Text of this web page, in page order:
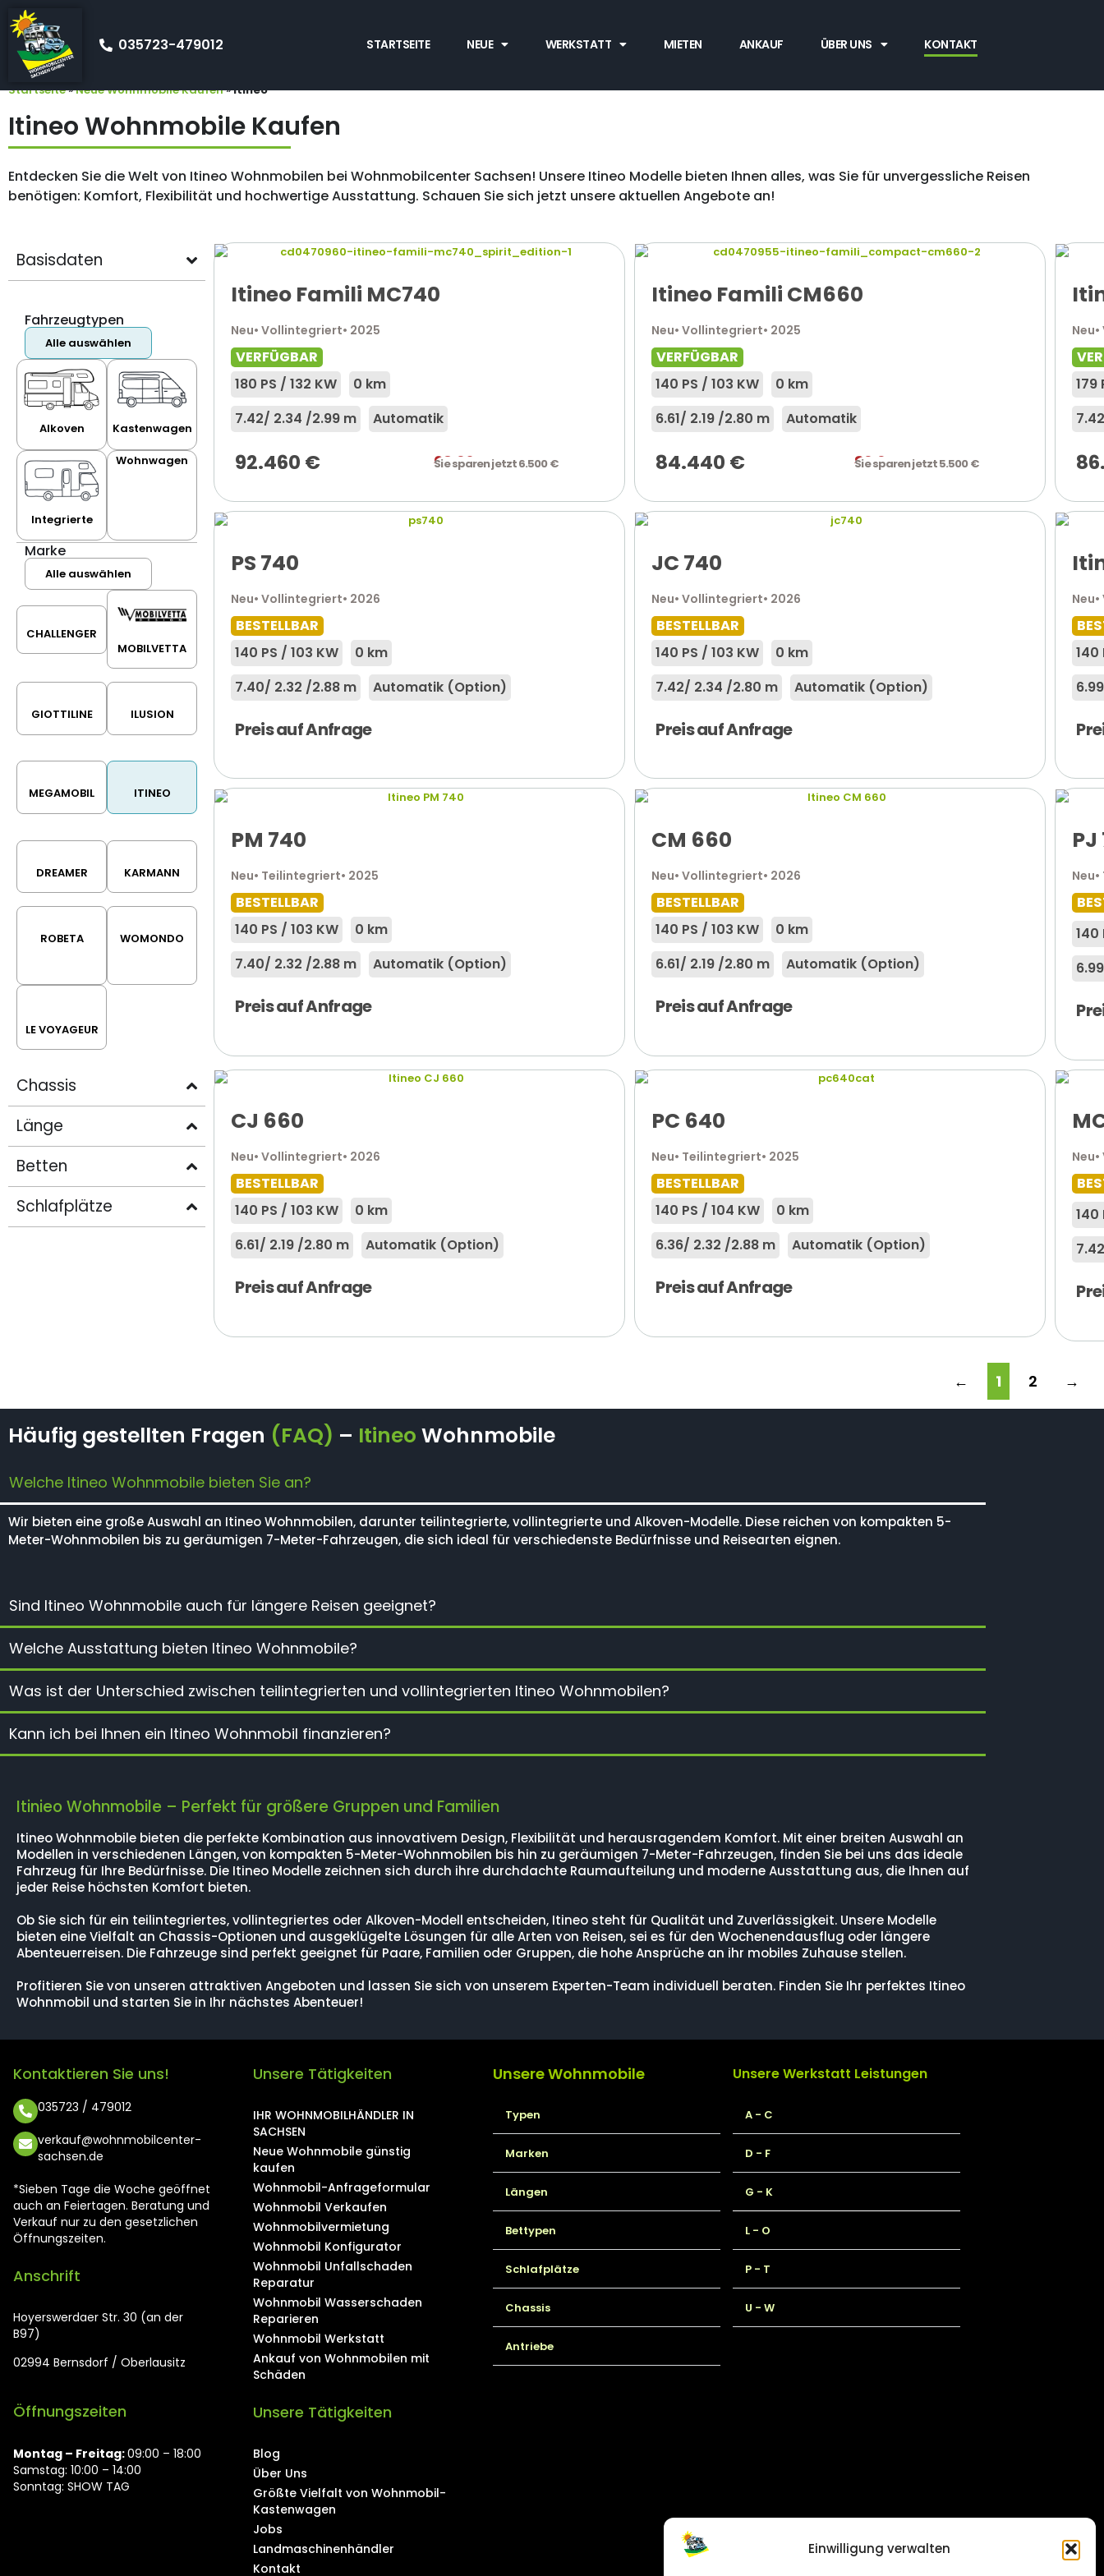
Einwilligung verwalten
035723-479012 STARTSEITE NEUE WERKSTATT MIETEN ANKAUF ÜBER UNS KONTAKT
Startseite»Neue Wohnmobile Kaufen»Itineo
Itineo Wohnmobile Kaufen
Entdecken Sie die Welt von Itineo Wohnmobilen bei Wohnmobilcenter Sachsen! Unsere Itineo Modelle bieten Ihnen alles, was Sie für unvergessliche Reisen
benötigen: Komfort, Flexibilität und hochwertige Ausstattung. Schauen Sie sich jetzt unsere aktuellen Angebote an!
Basisdaten
Fahrzeugtypen
Alle auswählen
Alkoven Kastenwagen
Integrierte
Wohnwagen
Marke
Alle auswählen
CHALLENGER
MOBILVETTA
GIOTTILINE ILUSION
MEGAMOBIL ITINEO
DREAMER KARMANN
ROBETA WOMONDO
LE VOYAGEUR
Chassis
Länge
Betten
Schlafplätze
Itineo Famili MC740
Neu• Vollintegriert• 2025
VERFÜGBAR
180 PS / 132 KW
0 km
7.42/ 2.34 /2.99 m Automatik
92.460 € 98.960€
Sie sparen jetzt 6.500 €
Itineo Famili CM660
Neu• Vollintegriert• 2025
VERFÜGBAR
140 PS / 103 KW
0 km
6.61/ 2.19 /2.80 m Automatik
84.440 € 89.940€
Sie sparen jetzt 5.500 €
Neu
179
PS 740
Neu• Vollintegriert• 2026
BESTELLBAR
140 PS / 103 KW
0 km
7.40/ 2.32 /2.88 m Automatik (Option)
Preis auf Anfrage
JC 740
Neu• Vollintegriert• 2026
BESTELLBAR
140 PS / 103 KW
0 km
7.42/ 2.34 /2.80 m Automatik (Option)
Preis auf Anfrage
Neu
140
6.99
PM 740
Neu• Teilintegriert• 2025
BESTELLBAR
140 PS / 103 KW
0 km
7.40/ 2.32 /2.88 m Automatik (Option)
Preis auf Anfrage
CM 660
Neu• Vollintegriert• 2026
BESTELLBAR
140 PS / 103 KW
0 km
6.61/ 2.19 /2.80 m Automatik (Option)
Preis auf Anfrage
PJ
Neu
140
6.99
CJ 660
Neu• Vollintegriert• 2026
BESTELLBAR
140 PS / 103 KW
0 km
6.61/ 2.19 /2.80 m Automatik (Option)
Preis auf Anfrage
PC 640
Neu• Teilintegriert• 2025
BESTELLBAR
140 PS / 104 KW
0 km
6.36/ 2.32 /2.88 m Automatik (Option)
Preis auf Anfrage
Neu
140
← 1 2 →
Häufig gestellten Fragen (FAQ) – Itineo Wohnmobile
Welche Itineo Wohnmobile bieten Sie an?
Wir bieten eine große Auswahl an Itineo Wohnmobilen, darunter teilintegrierte, vollintegrierte und Alkoven-Modelle. Diese reichen von kompakten 5-
Meter-Wohnmobilen bis zu geräumigen 7-Meter-Fahrzeugen, die sich ideal für verschiedenste Bedürfnisse und Reisearten eignen.
Sind Itineo Wohnmobile auch für längere Reisen geeignet?
Welche Ausstattung bieten Itineo Wohnmobile?
Was ist der Unterschied zwischen teilintegrierten und vollintegrierten Itineo Wohnmobilen?
Kann ich bei Ihnen ein Itineo Wohnmobil finanzieren?
Itinieo Wohnmobile – Perfekt für größere Gruppen und Familien
Itineo Wohnmobile bieten die perfekte Kombination aus innovativem Design, Flexibilität und herausragendem Komfort. Mit einer breiten Auswahl an
Modellen in verschiedenen Längen, von kompakten 5-Meter-Wohnmobilen bis hin zu geräumigen 7-Meter-Fahrzeugen, finden Sie bei uns das ideale
Fahrzeug für Ihre Bedürfnisse. Die Itineo Modelle zeichnen sich durch ihre durchdachte Raumaufteilung und moderne Ausstattung aus, die Ihnen auf
jeder Reise höchsten Komfort bieten.
Ob Sie sich für ein teilintegriertes, vollintegriertes oder Alkoven-Modell entscheiden, Itineo steht für Qualität und Zuverlässigkeit. Unsere Modelle
bieten eine Vielfalt an Chassis-Optionen und ausgeklügelte Lösungen für alle Arten von Reisen, sei es für den Wochenendausflug oder längere
Abenteuerreisen. Die Fahrzeuge sind perfekt geeignet für Paare, Familien oder Gruppen, die hohe Ansprüche an ihr mobiles Zuhause stellen.
Profitieren Sie von unseren attraktiven Angeboten und lassen Sie sich von unserem Experten-Team individuell beraten. Finden Sie Ihr perfektes Itineo
Wohnmobil und starten Sie in Ihr nächstes Abenteuer!
Kontaktieren Sie uns!
035723 / 479012
verkauf@wohnmobilcenter-
sachsen.de
*Sieben Tage die Woche geöffnet
auch an Feiertagen. Beratung und
Verkauf nur zu den gesetzlichen
Öffnungszeiten.
Anschrift
Hoyerswerdaer Str. 30 (an der
B97)
02994 Bernsdorf / Oberlausitz
Öffnungszeiten
Montag ⁠– Freitag:09:00 – 18:00
Samstag: 10:00 – 14:00
Sonntag: SHOW TAG
Unsere Tätigkeiten
IHR WOHNMOBILHÄNDLER IN
SACHSEN
Neue Wohnmobile günstig
kaufen
Wohnmobil-Anfrageformular
Wohnmobil Verkaufen
Wohnmobilvermietung
Wohnmobil Konfigurator
Wohnmobil Unfallschaden
Reparatur
Wohnmobil Wasserschaden
Reparieren
Wohnmobil Werkstatt
Ankauf von Wohnmobilen mit
Schäden
Unsere Tätigkeiten
Blog
Über Uns
Größte Vielfalt von Wohnmobil-
Kastenwagen
Jobs
Landmaschinenhändler
Kontakt
Unsere Wohnmobile
Typen
Marken
Längen
Bettypen
Schlafplätze
Chassis
Antriebe
Unsere Werkstatt Leistungen
A - C
D - F
G - K
L - O
P - T
U - W